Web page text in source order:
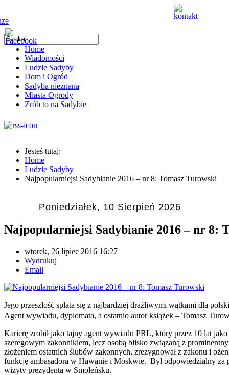
Home
Wiadomości
Ludzie Sadyby
Dom i Ogród
Sadyba nieznana
Miasta Ogrody
Zrób to na Sadybie
Jesteś tutaj:
Home
Ludzie Sadyby
Najpopularniejsi Sadybianie 2016 – nr 8: Tomasz Turowski
Poniedziałek, 10 Sierpień 2026
Najpopularniejsi Sadybianie 2016 – nr 8:
wtorek, 26 lipiec 2016 16:27
Wydrukuj
Email
Jego przeszłość splata się z najbardziej drażliwymi wątkami dla
Agent wywiadu, dyplomata, a ostatnio autor książek – Tomasz
Karierę zrobił jako tajny agent wywiadu PRL, który przez 10 lat
szeregowym zakonnikiem, lecz osobą blisko związaną z
złożeniem ostatnich ślubów zakonnych, zrezygnował z zakonu i
funkcję ambasadora w Hawanie i Moskwie. Był odpowiedzialny
wizyty prezydenta w Smoleńsku.